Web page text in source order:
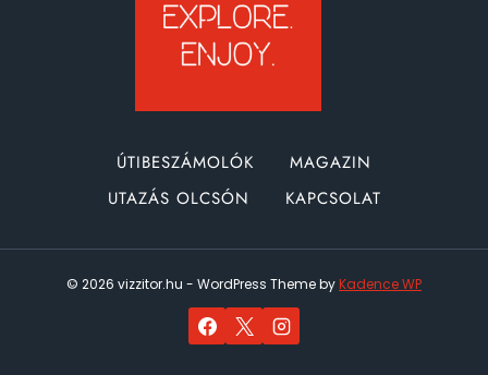
ÚTIBESZÁMOLÓK
MAGAZIN
UTAZÁS OLCSÓN
KAPCSOLAT
© 2026 vizzitor.hu - WordPress Theme byKadence WP